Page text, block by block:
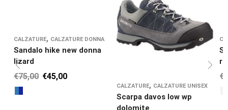
CALZATURE, CALZATURE DONNA
Sandalo hike new donna
lizard
€75,00 €45,00
CALZATURE, CALZATURE UNISEX
Scarpa davos low wp
dolomite
€